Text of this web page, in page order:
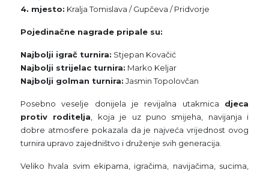
4. mjesto: Kralja Tomislava / Gupčeva / Pridvorje
Pojedinačne nagrade pripale su:
Najbolji igrač turnira: Stjepan Kovačić
Najbolji strijelac turnira: Marko Keljar
Najbolji golman turnira: Jasmin Topolovčan
Posebno veselje donijela je revijalna utakmica djeca
protiv roditelja, koja je uz puno smijeha, navijanja i
dobre atmosfere pokazala da je najveća vrijednost ovog
turnira upravo zajedništvo i druženje svih generacija.
Veliko hvala svim ekipama, igračima, navijačima, sucima,